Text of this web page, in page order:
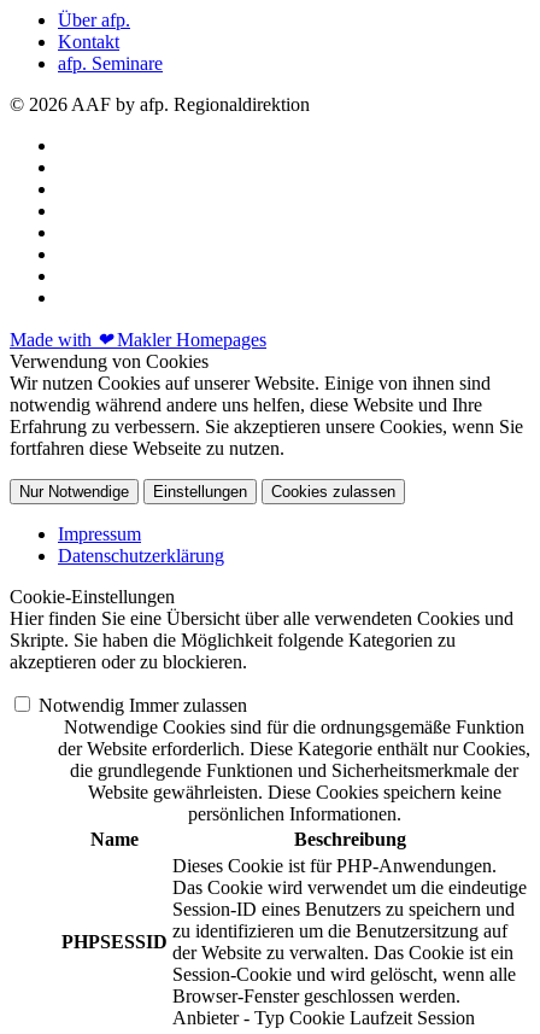
Über afp.
Kontakt
afp. Seminare
© 2026 AAF by afp. Regionaldirektion
Made with ❤Makler Homepages
Verwendung von Cookies
Wir nutzen Cookies auf unserer Website. Einige von ihnen sind
notwendig während andere uns helfen, diese Website und Ihre
Erfahrung zu verbessern. Sie akzeptieren unsere Cookies, wenn Sie
fortfahren diese Webseite zu nutzen.
Nur Notwendige Einstellungen Cookies zulassen
Impressum
Datenschutzerklärung
Cookie-Einstellungen
Hier finden Sie eine Übersicht über alle verwendeten Cookies und
Skripte. Sie haben die Möglichkeit folgende Kategorien zu
akzeptieren oder zu blockieren.
Notwendig Immer zulassen
Notwendige Cookies sind für die ordnungsgemäße Funktion
der Website erforderlich. Diese Kategorie enthält nur Cookies,
die grundlegende Funktionen und Sicherheitsmerkmale der
Website gewährleisten. Diese Cookies speichern keine
persönlichen Informationen.
Name
Beschreibung
PHPSESSID
Dieses Cookie ist für PHP-Anwendungen.
Das Cookie wird verwendet um die eindeutige
Session-ID eines Benutzers zu speichern und
zu identifizieren um die Benutzersitzung auf
der Website zu verwalten. Das Cookie ist ein
Session-Cookie und wird gelöscht, wenn alle
Browser-Fenster geschlossen werden.
Anbieter - Typ Cookie Laufzeit Session